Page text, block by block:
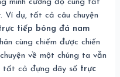
minh cường độ cùng tất
Ví dụ, tất cả câu chuyện
tiếp bóng đá nam
cùng chiếm được chiến
về một chúng ta vẫn
tất cả đựng dãy số trực